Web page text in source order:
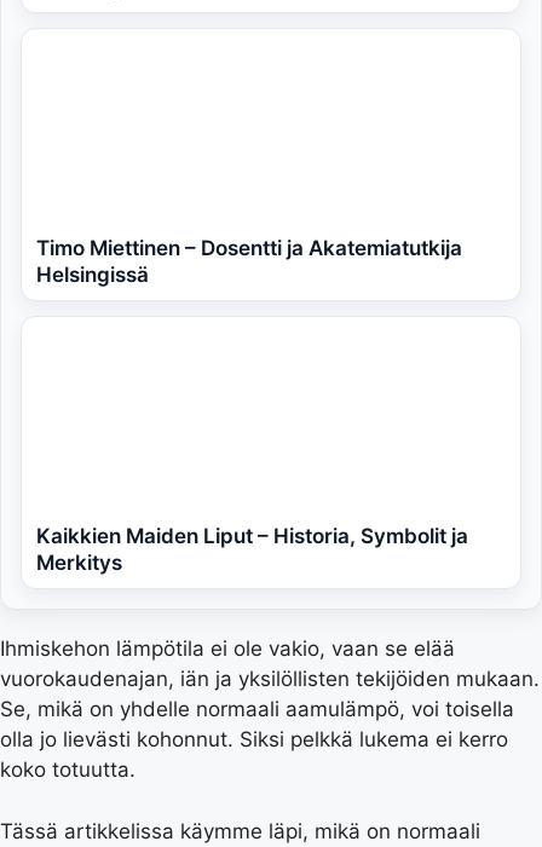
Timo Miettinen – Dosentti ja Akatemiatutkija
Helsingissä
Kaikkien Maiden Liput – Historia, Symbolit ja
Merkitys
Ihmiskehon lämpötila ei ole vakio, vaan se elää
vuorokaudenajan, iän ja yksilöllisten tekijöiden mukaan.
Se, mikä on yhdelle normaali aamulämpö, voi toisella
olla jo lievästi kohonnut. Siksi pelkkä lukema ei kerro
koko totuutta.
Tässä artikkelissa käymme läpi, mikä on normaali